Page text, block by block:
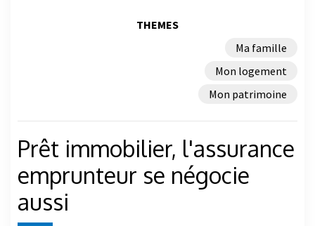
THEMES
Ma famille
Mon logement
Mon patrimoine
Prêt immobilier, l'assurance
emprunteur se négocie
aussi